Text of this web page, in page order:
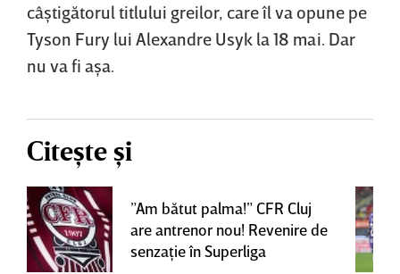
câştigătorul titlului greilor, care îl va opune pe
Tyson Fury lui Alexandre Usyk la 18 mai. Dar
nu va fi aşa.
Citește și
”Am bătut palma!” CFR Cluj
are antrenor nou! Revenire de
senzaţie în Superliga